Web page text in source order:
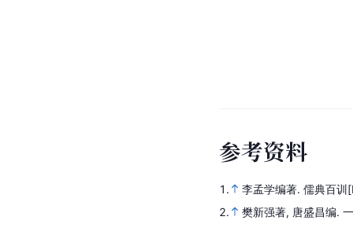
参考资料
1. 李孟学编著. 儒典百训
2.
樊新强著, 唐盛昌编.